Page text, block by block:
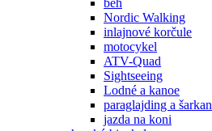
Nordic Walking
inlajnové korčule
motocykel
ATV-Quad
Sightseeing
Lodné a kanoe
paraglajding a šarkan
jazda na koni